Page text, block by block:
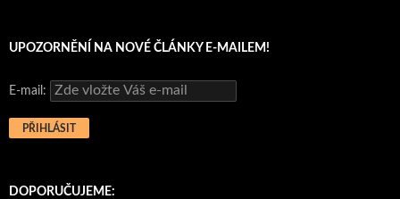
UPOZORNĚNÍ NA NOVÉ ČLÁNKY E-MAILEM!
E-mail:
DOPORUČUJEME: